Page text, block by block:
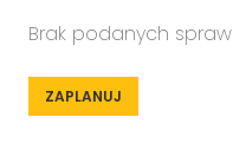
Brak podanych spraw
ZAPLANUJ